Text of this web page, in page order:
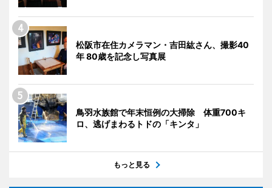
松阪市在住カメラマン・吉田紘さん、撮影40
年 80歳を記念し写真展
鳥羽水族館で年末恒例の大掃除 体重700キ
ロ、逃げまわるトドの「キンタ」
もっと見る